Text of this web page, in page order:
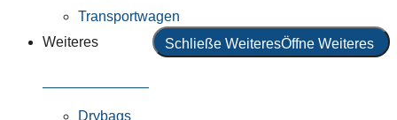
Transportwagen
Weiteres
Schließe WeiteresÖffne Weiteres
Drybags